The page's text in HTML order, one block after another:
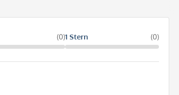
(0)1 Stern (0)